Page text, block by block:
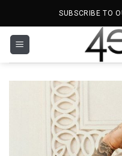
SUBSCRIBE TO